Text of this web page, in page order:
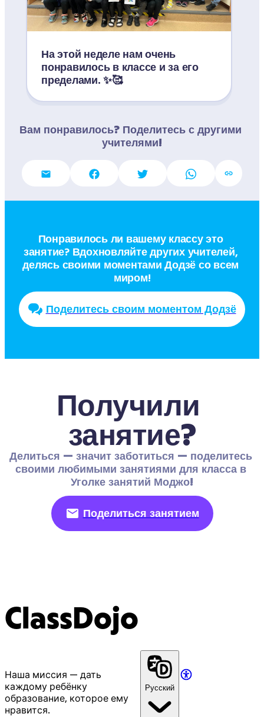
На этой неделе нам очень
понравилось в классе и за его
пределами. ✨🥰
Вам понравилось? Поделитесь с другими
учителями!
Понравилось ли вашему классу это
занятие? Вдохновляйте других учителей,
делясь своими моментами Додзё со всем
миром!
Поделитесь своим моментом Додзё
Получили
занятие?
Делиться — значит заботиться — поделитесь
своими любимыми занятиями для класса в
Уголке занятий Моджо!
Поделиться занятием
ClassDojo
Наша миссия — дать
каждому ребёнку
образование, которое ему
нравится.
Русский